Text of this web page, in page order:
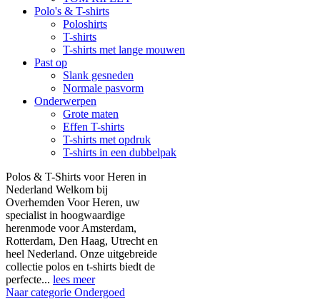
Polo's & T-shirts
Poloshirts
T-shirts
T-shirts met lange mouwen
Past op
Slank gesneden
Normale pasvorm
Onderwerpen
Grote maten
Effen T-shirts
T-shirts met opdruk
T-shirts in een dubbelpak
Polos & T-Shirts voor Heren in
Nederland Welkom bij
Overhemden Voor Heren, uw
specialist in hoogwaardige
herenmode voor Amsterdam,
Rotterdam, Den Haag, Utrecht en
heel Nederland. Onze uitgebreide
collectie polos en t-shirts biedt de
perfecte... lees meer
Naar categorie Ondergoed